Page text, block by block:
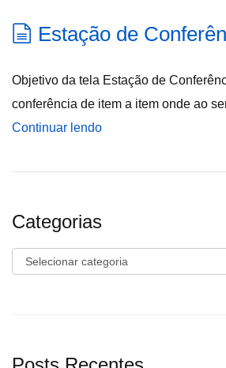
Estação de
Objetivo da tela Estação de
conferência de item a item onde ao
Continuar lendo
Categorias
Categorias